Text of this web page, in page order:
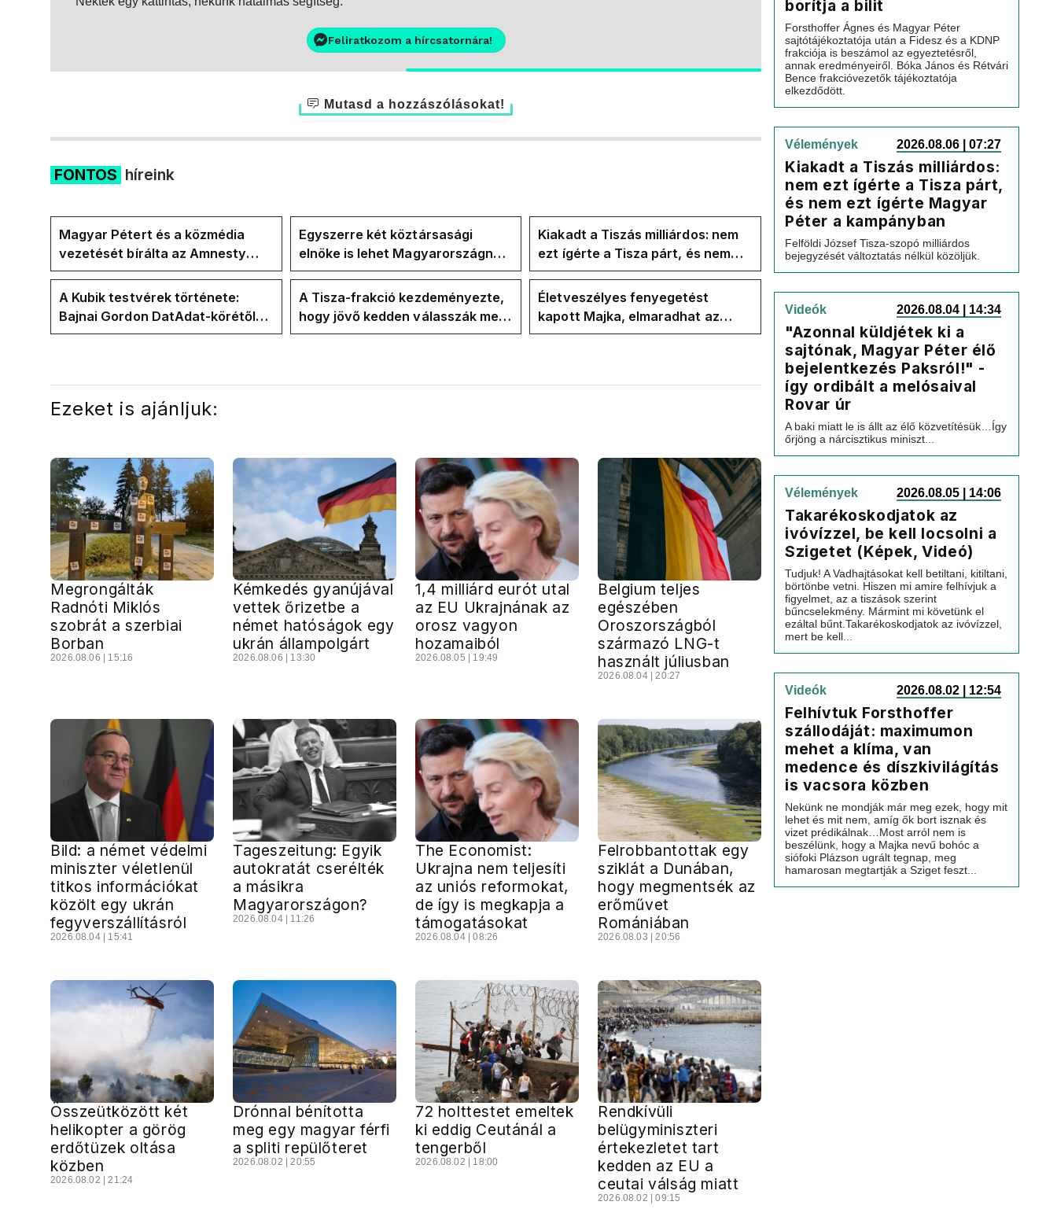
Feliratkozom a hírcsatornára!
Mutasd a hozzászólásokat!
FONTOS híreink
Magyar Pétert és a közmédia
vezetését bírálta az Amnesty
International a Klubrádióban
Egyszerre két köztársasági
elnöke is lehet Magyarországnak
jövő hétre
Kiakadt a Tiszás milliárdos: nem
ezt ígérte a Tisza párt, és nem
ezt ígérte Magyar Péter a
kampányban
A Kubik testvérek története:
Bajnai Gordon DatAdat-körétől
az ECDA-n át Magyar Péter
A Tisza-frakció kezdeményezte,
hogy jövő kedden válasszák meg
az új köztársasági elnököt
Életveszélyes fenyegetést
kapott Majka, elmaradhat az
erdélyi koncertje
Ezeket is ajánljuk:
Megrongálták
Radnóti Miklós
szobrát a szerbiai
Borban
2026.08.06 | 15:16
Kémkedés gyanújával
vettek őrizetbe a
német hatóságok egy
ukrán állampolgárt
2026.08.06 | 13:30
1,4 milliárd eurót utal
az EU Ukrajnának az
orosz vagyon
hozamaiból
2026.08.05 | 19:49
Belgium teljes
egészében
Oroszországból
származó LNG-t
használt júliusban
2026.08.04 | 20:27
Bild: a német védelmi
miniszter véletlenül
titkos információkat
közölt egy ukrán
fegyverszállításról
2026.08.04 | 15:41
Tageszeitung: Egyik
autokratát cserélték
a másikra
Magyarországon?
2026.08.04 | 11:26
The Economist:
Ukrajna nem teljesíti
az uniós reformokat,
de így is megkapja a
támogatásokat
2026.08.04 | 08:26
Felrobbantottak egy
sziklát a Dunában,
hogy megmentsék az
erőművet
Romániában
2026.08.03 | 20:56
Összeütközött két
helikopter a görög
erdőtüzek oltása
közben
2026.08.02 | 21:24
Drónnal bénította
meg egy magyar férfi
a spliti repülőteret
2026.08.02 | 20:55
72 holttestet emeltek
ki eddig Ceutánál a
tengerből
2026.08.02 | 18:00
Rendkívüli
belügyminiszteri
értekezletet tart
kedden az EU a
ceutai válság miatt
2026.08.02 | 09:15
borítja a bilit
Forsthoffer Ágnes és Magyar Péter
sajtótájékoztatója után a Fidesz és a KDNP
frakciója is beszámol az egyeztetésről,
annak eredményeiről. Bóka János és Rétvári
Bence frakcióvezetők tájékoztatója
elkezdődött.
Vélemények 2026.08.06 | 07:27
Kiakadt a Tiszás milliárdos:
nem ezt ígérte a Tisza párt,
és nem ezt ígérte Magyar
Péter a kampányban
Felföldi József Tisza-szopó milliárdos
bejegyzését változtatás nélkül közöljük.
Videók 2026.08.04 | 14:34
"Azonnal küldjétek ki a
sajtónak, Magyar Péter élő
bejelentkezés Paksról!" -
így ordibált a melósaival
Rovar úr
A baki miatt le is állt az élő közvetítésük…Így
őrjöng a nárcisztikus miniszt...
Vélemények 2026.08.05 | 14:06
Takarékoskodjatok az
ivóvízzel, be kell locsolni a
Szigetet (Képek, Videó)
Tudjuk! A Vadhajtásokat kell betiltani, kitiltani,
börtönbe vetni. Hiszen mi amire felhívjuk a
figyelmet, az a tiszások szerint
bűncselekmény. Mármint mi követünk el
ezáltal bűnt.Takarékoskodjatok az ivóvízzel,
mert be kell...
Videók 2026.08.02 | 12:54
Felhívtuk Forsthoffer
szállodáját: maximumon
mehet a klíma, van
medence és díszkivilágítás
is vacsora közben
Nekünk ne mondják már meg ezek, hogy mit
lehet és mit nem, amíg ők bort isznak és
vizet prédikálnak…Most arról nem is
beszélünk, hogy a Majka nevű bohóc a
siófoki Plázson ugrált tegnap, meg
hamarosan megtartják a Sziget feszt...